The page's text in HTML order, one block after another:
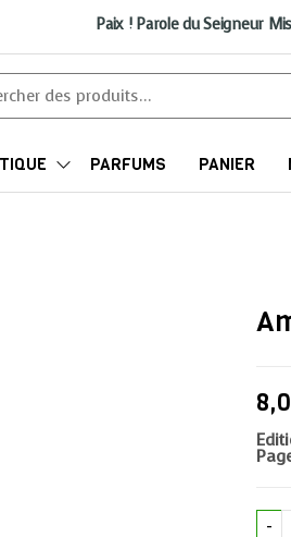
Paix ! Parole du Seigneur
PARFUMS PANIER
-